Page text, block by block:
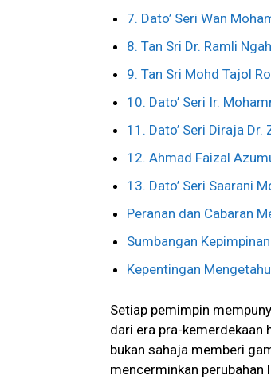
7. Dato’ Seri Wan
8. Tan Sri Dr. Ramli
9. Tan Sri Mohd Tajol
10. Dato’ Seri Ir.
11. Dato’ Seri Diraja
12. Ahmad Faizal
13. Dato’ Seri Saarani
Peranan dan Cabaran
Sumbangan
Kepentingan
Setiap pemimpin
dari era pra-kemerdekaan
bukan sahaja memberi
mencerminkan perubahan